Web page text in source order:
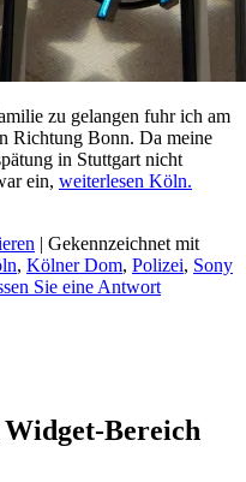
zu gelangen fuhr ich am
Richtung Bonn. Da meine
in Stuttgart nicht
ein, weiterlesen Köln.
| Gekennzeichnet mit
, Kölner Dom, Polizei, Sony
Sie eine Antwort
Bereich